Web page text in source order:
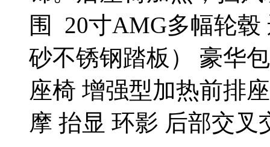
围 20寸AMG多幅轮
砂不锈钢踏板） 豪华
座椅 增强型加热前排
摩 抬显 环影 后部交叉